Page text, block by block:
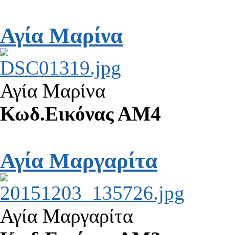
Αγία Μαρίνα
Αγία Μαρίνα
Κωδ.Εικόνας ΑΜ4
Αγία Μαργαρίτα
Αγία Μαργαρίτα